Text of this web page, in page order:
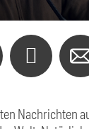
Nachrichten